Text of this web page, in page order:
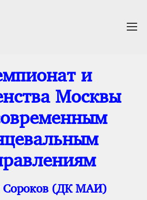
и
Москвы
Сороков (ДК МАИ)